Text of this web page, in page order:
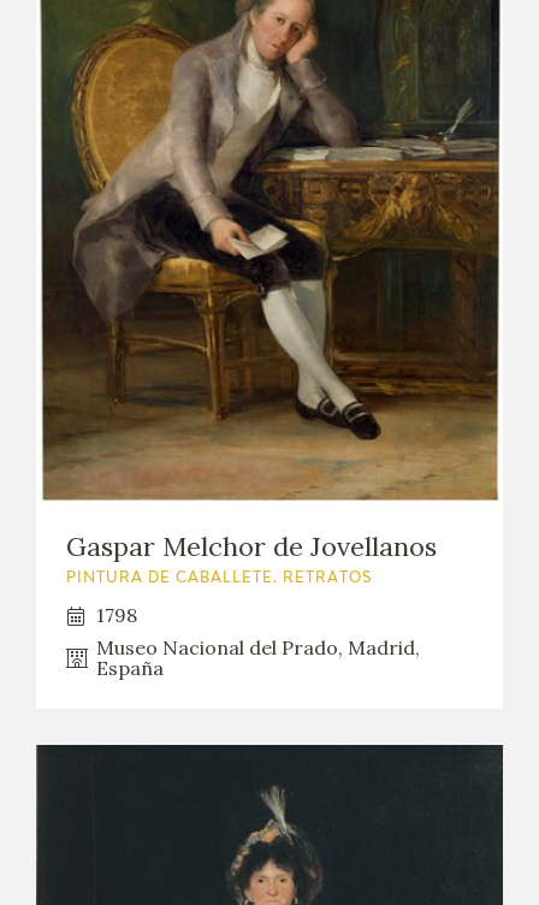
Gaspar Melchor de Jovellanos
PINTURA DE CABALLETE. RETRATOS
1798
Museo Nacional del Prado, Madrid,
España